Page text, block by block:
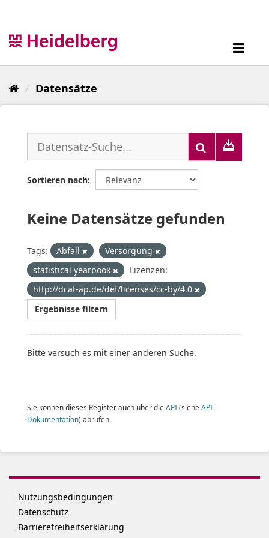
Datensätze
Sortieren nach
Keine Datensätze gefunden
Tags: Abfall
Versorgung
statistical yearbook
Lizenzen:
http://dcat-ap.de/def/licenses/cc-by/4.0
Ergebnisse filtern
Bitte versuch es mit einer anderen Suche.
Sie können dieses Register auch über die API(siehe API-
Dokumentation) abrufen.
Nutzungsbedingungen
Datenschutz
Barrierefreiheitserklärung